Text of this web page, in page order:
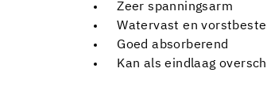
Zeer spanningsarm
Watervast en
Goed absorberend
Kan als eindlaag